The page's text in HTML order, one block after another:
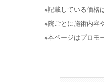
※記載している価格
※院ごとに施術内容
※本ページはプロモ